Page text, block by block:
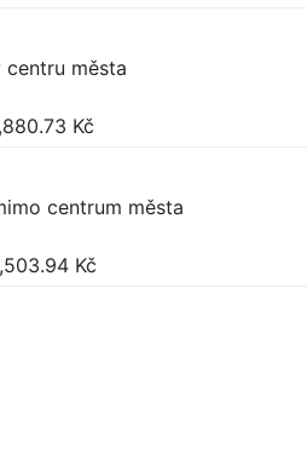
města
Kč
centrum města
Kč